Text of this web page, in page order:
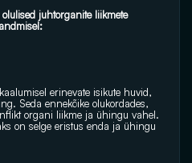
juhtorganite liikmete
erinevate isikute huvid,
Seda ennekõike olukordades,
organi liikme ja ühingu vahel.
on selge eristus enda ja ühingu